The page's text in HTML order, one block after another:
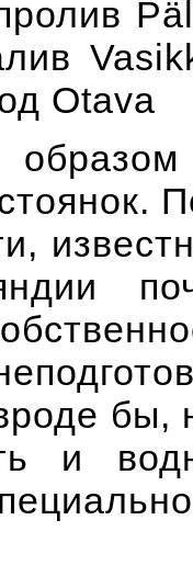
Otava
бы,
и